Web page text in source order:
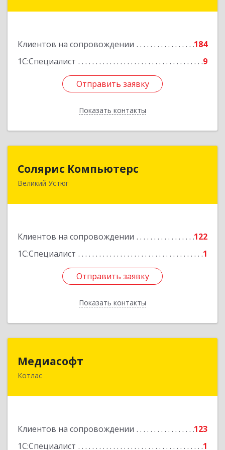
Клиентов на сопровождении
184
1С:Специалист
9
Отправить заявку
Показать контакты
Отправить заявку
Назад
Солярис Компьютерс
Великий Устюг
Клиентов на сопровождении
122
1С:Специалист
1
Отправить заявку
Показать контакты
162390, Вологодская обл, Великий Устюг г,
Отправить заявку
Назад
Медиасофт
Котлас
Клиентов на сопровождении
123
1С:Специалист
1